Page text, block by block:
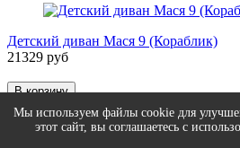
Мы используем файлы cookie для
этот сайт, вы соглашаетесь с
Детский диван Мася 9 (Кораблик)
21329 руб
В корзину
Быстрая доставка